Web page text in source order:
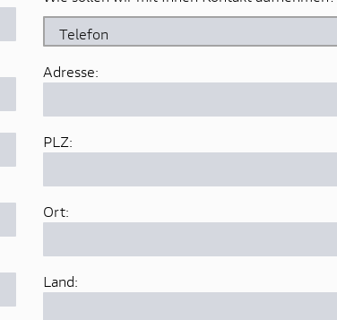
Adresse:
PLZ:
Ort:
Land: